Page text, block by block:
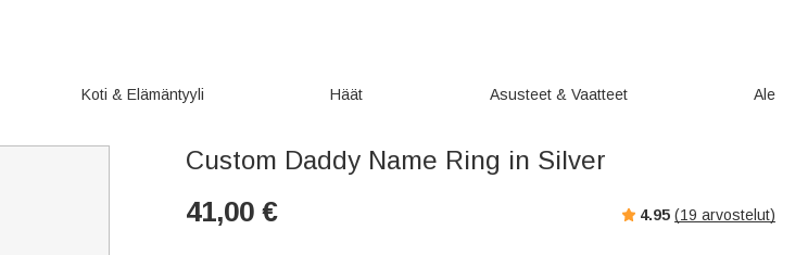
Koti & Elämäntyyli Häät Asusteet & Vaatteet Ale
Custom Daddy Name Ring in Silver
41,00 € 4.95 (19 arvostelut)